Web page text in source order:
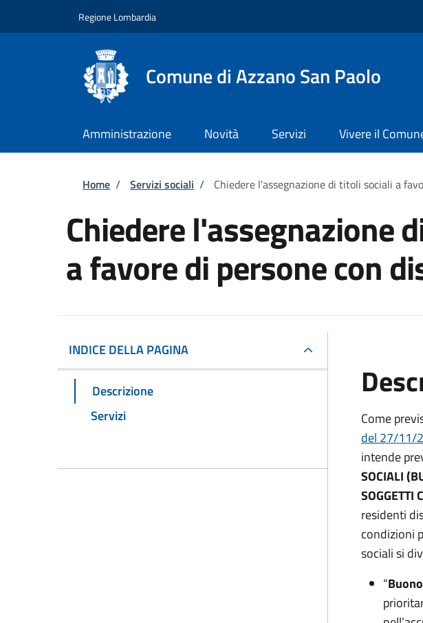
Regione Lombardia
Comune di Azzano San Paolo
Amministrazione Novità Servizi Vivere il
Briciole di pane
Home / Servizi sociali / Chiedere l'assegnazione di titoli sociali a
Chiedere l'assegnazione
a favore di persone con
INDICE DELLA PAGINA
Descrizione
Servizi
Come
del 27/11/
intende
SOCIALI
SOGGETTI
residenti
condizioni
sociali si
“